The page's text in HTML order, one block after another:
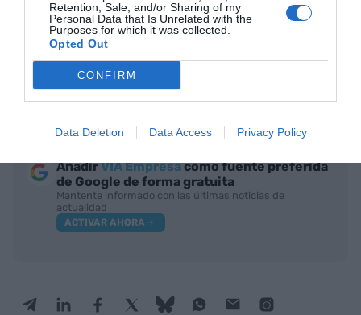
Retention, Sale, and/or Sharing of my
Personal Data that Is Unrelated with the
Purposes for which it was collected.
Opted Out
CONFIRM
Data Deletion Data Access Privacy Policy
Vale la pena tomar las medidas adecuadas, y así
poder aprovechar muchas de las oportunidades
que representará esta segunda etapa de la
AñadirVIA Empresacomo fuente preferida
de Google de forma gratuita
Mantente informado con las últimas noticias de
actualidad
ACTIVAR AHORA